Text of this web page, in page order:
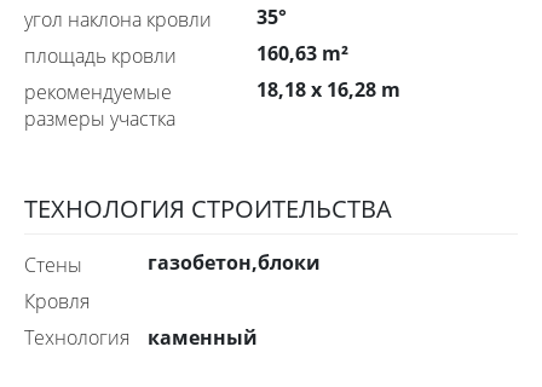
угол наклона кровли
35°
площадь кровли
160,63 m²
рекомендуемые
размеры участка
18,18 x 16,28 m
ТЕХНОЛОГИЯ СТРОИТЕЛЬСТВА
стены
газобетон,блоки
Кровля
технология
каменный